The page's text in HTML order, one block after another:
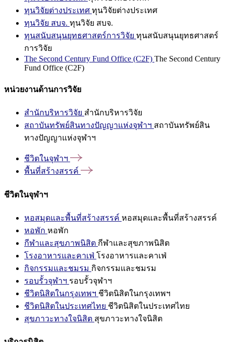
ทุนวิจัยต่างประเทศ ทุนวิจัยต่างประเทศ
ทุนวิจัย สบจ. ทุนวิจัย สบจ.
ทุนสนับสนุนยุทธศาสตร์การวิจัย ทุนสนับสนุนยุทธศาสตร์
การวิจัย
The Second Century Fund Office (C2F) The Second Century
Fund Office (C2F)
หน่วยงานด้านการวิจัย
สำนักบริหารวิจัย สำนักบริหารวิจัย
สถาบันทรัพย์สินทางปัญญาแห่งจุฬาฯ สถาบันทรัพย์สิน
ทางปัญญาแห่งจุฬาฯ
ชีวิตในจุฬาฯ
พื้นที่สร้างสรรค์
ชีวิตในจุฬาฯ
หอสมุดและพื้นที่สร้างสรรค์ หอสมุดและพื้นที่สร้างสรรค์
หอพัก หอพัก
กีฬาและสุขภาพนิสิต กีฬาและสุขภาพนิสิต
โรงอาหารและคาเฟ่ โรงอาหารและคาเฟ่
กิจกรรมและชมรม กิจกรรมและชมรม
รอบรั้วจุฬาฯ รอบรั้วจุฬาฯ
ชีวิตนิสิตในกรุงเทพฯ ชีวิตนิสิตในกรุงเทพฯ
ชีวิตนิสิตในประเทศไทย ชีวิตนิสิตในประเทศไทย
สุขภาวะทางใจนิสิต สุขภาวะทางใจนิสิต